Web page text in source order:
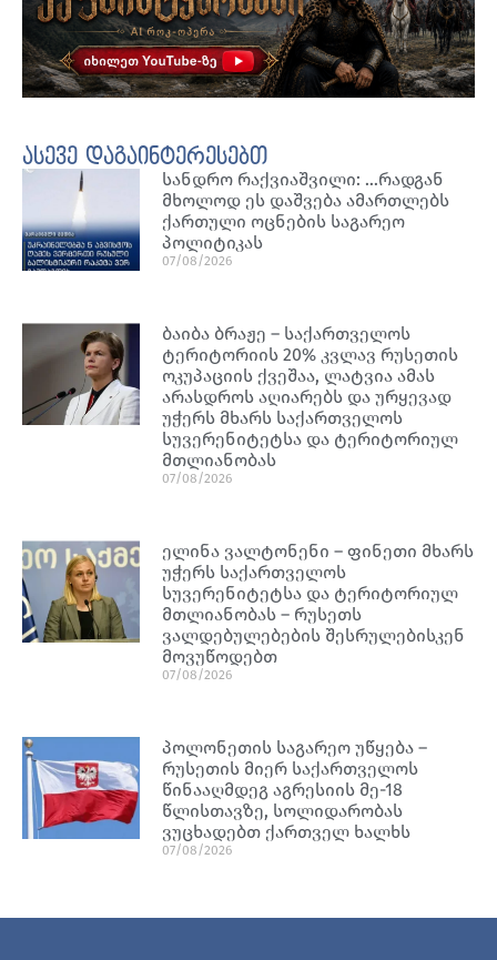
ასევე დაგაინტერესებთ
სანდრო რაქვიაშვილი: …რადგან
მხოლოდ ეს დაშვება ამართლებს
ქართული ოცნების საგარეო
პოლიტიკას
07/08/2026
ბაიბა ბრაჟე – საქართველოს
ტერიტორიის 20% კვლავ რუსეთის
ოკუპაციის ქვეშაა, ლატვია ამას
არასდროს აღიარებს და ურყევად
უჭერს მხარს საქართველოს
სუვერენიტეტსა და ტერიტორიულ
მთლიანობას
07/08/2026
ელინა ვალტონენი – ფინეთი მხარს
უჭერს საქართველოს
სუვერენიტეტსა და ტერიტორიულ
მთლიანობას – რუსეთს
ვალდებულებების შესრულებისკენ
მოვუწოდებთ
07/08/2026
პოლონეთის საგარეო უწყება –
რუსეთის მიერ საქართველოს
წინააღმდეგ აგრესიის მე-18
წლისთავზე, სოლიდარობას
ვუცხადებთ ქართველ ხალხს
07/08/2026